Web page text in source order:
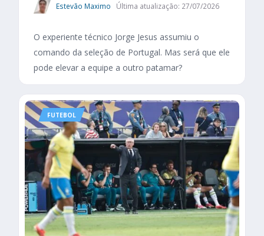
Estevão Maximo Última atualização: 27/07/2026
O experiente técnico Jorge Jesus assumiu o
comando da seleção de Portugal. Mas será que ele
pode elevar a equipe a outro patamar?
FUTEBOL